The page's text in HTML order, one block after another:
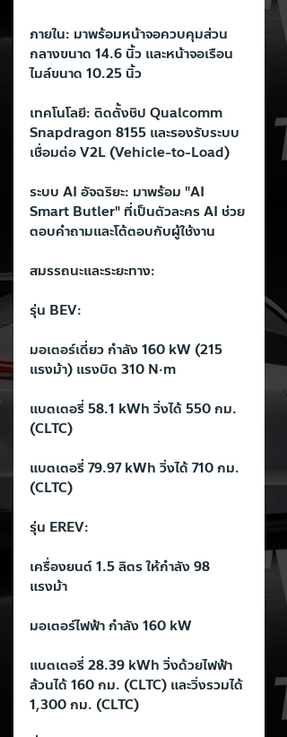
ภายใน: มาพร้อมหน้าจอควบคุมส่วน
กลางขนาด 14.6 นิ้ว และหน้าจอเรือน
ไมล์ขนาด 10.25 นิ้ว
เทคโนโลยี: ติดตั้งชิป Qualcomm
Snapdragon 8155 และรองรับระบบ
เชื่อมต่อ V2L (Vehicle-to-Load)
ระบบ AI อัจฉริยะ: มาพร้อม "AI
Smart Butler" ที่เป็นตัวละคร AI ช่วย
ตอบคำถามและโต้ตอบกับผู้ใช้งาน
สมรรถนะและระยะทาง:
รุ่น BEV:
มอเตอร์เดี่ยว กำลัง 160 kW (215
แรงม้า) แรงบิด 310 N·m
แบตเตอรี่ 58.1 kWh วิ่งได้ 550 กม.
(CLTC)
แบตเตอรี่ 79.97 kWh วิ่งได้ 710 กม.
(CLTC)
รุ่น EREV:
เครื่องยนต์ 1.5 ลิตร ให้กำลัง 98
แรงม้า
มอเตอร์ไฟฟ้า กำลัง 160 kW
แบตเตอรี่ 28.39 kWh วิ่งด้วยไฟฟ้า
ล้วนได้ 160 กม. (CLTC) และวิ่งรวมได้
1,300 กม. (CLTC)